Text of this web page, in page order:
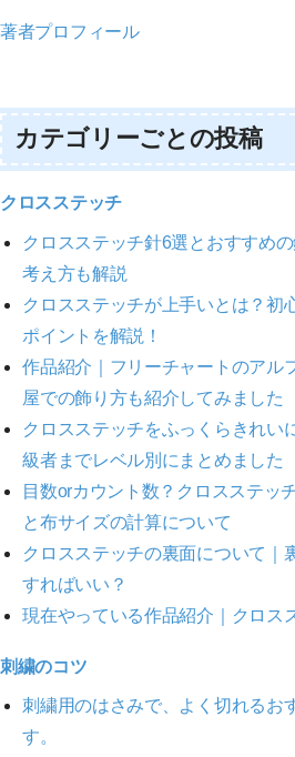
著者プロフィール
カテゴリーごとの投稿
クロスステッチ
クロスステッチ針6選とおすすめ
考え方も解説
クロスステッチが上手いとは？初
ポイントを解説！
作品紹介｜フリーチャートのアル
屋での飾り方も紹介してみました
クロスステッチをふっくらきれい
級者までレベル別にまとめました
目数orカウント数？クロスステッ
と布サイズの計算について
クロスステッチの裏面について｜
すればいい？
現在やっている作品紹介｜クロス
刺繍のコツ
刺繍用のはさみで、よく切れるお
す。